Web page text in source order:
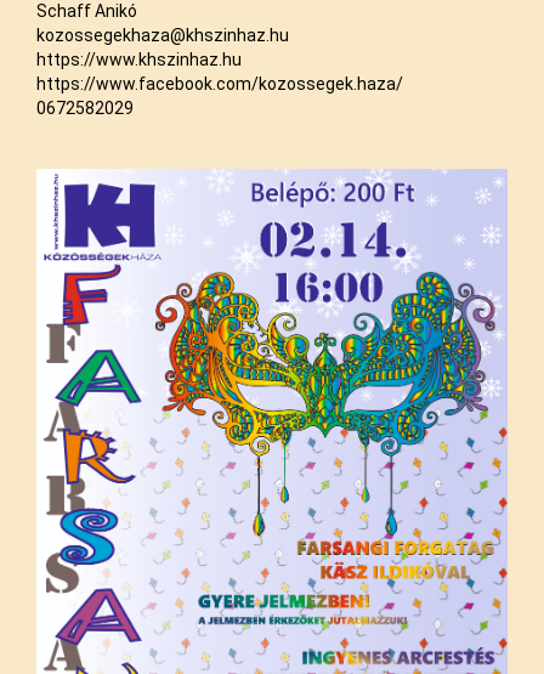
Schaff Anikó
kozossegekhaza@khszinhaz.hu
https://www.khszinhaz.hu
https://www.facebook.com/kozossegek.haza/
0672582029